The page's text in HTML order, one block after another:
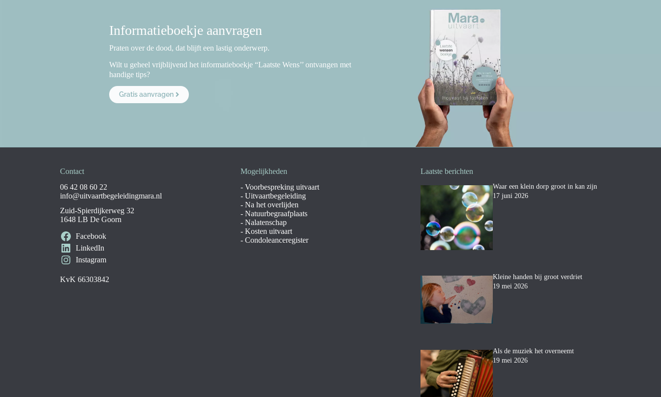
Informatieboekje aanvragen
Praten over de dood, dat blijft een lastig onderwerp.
Wilt u geheel vrijblijvend het informatieboekje “Laatste Wens’’ ontvangen met
handige tips?
Gratis aanvragen
Contact
06 42 08 60 22
info@uitvaartbegeleidingmara.nl
Zuid-Spierdijkerweg 32
1648 LB De Goorn
Facebook
LinkedIn
Instagram
KvK 66303842
Mogelijkheden
- Voorbespreking uitvaart
- Uitvaartbegeleiding
- Na het overlijden
- Natuurbegraafplaats
- Nalatenschap
- Kosten uitvaart
- Condoleanceregister
Laatste berichten
Waar een klein dorp groot in kan zijn
17 juni 2026
Kleine handen bij groot verdriet
19 mei 2026
Als de muziek het overneemt
19 mei 2026